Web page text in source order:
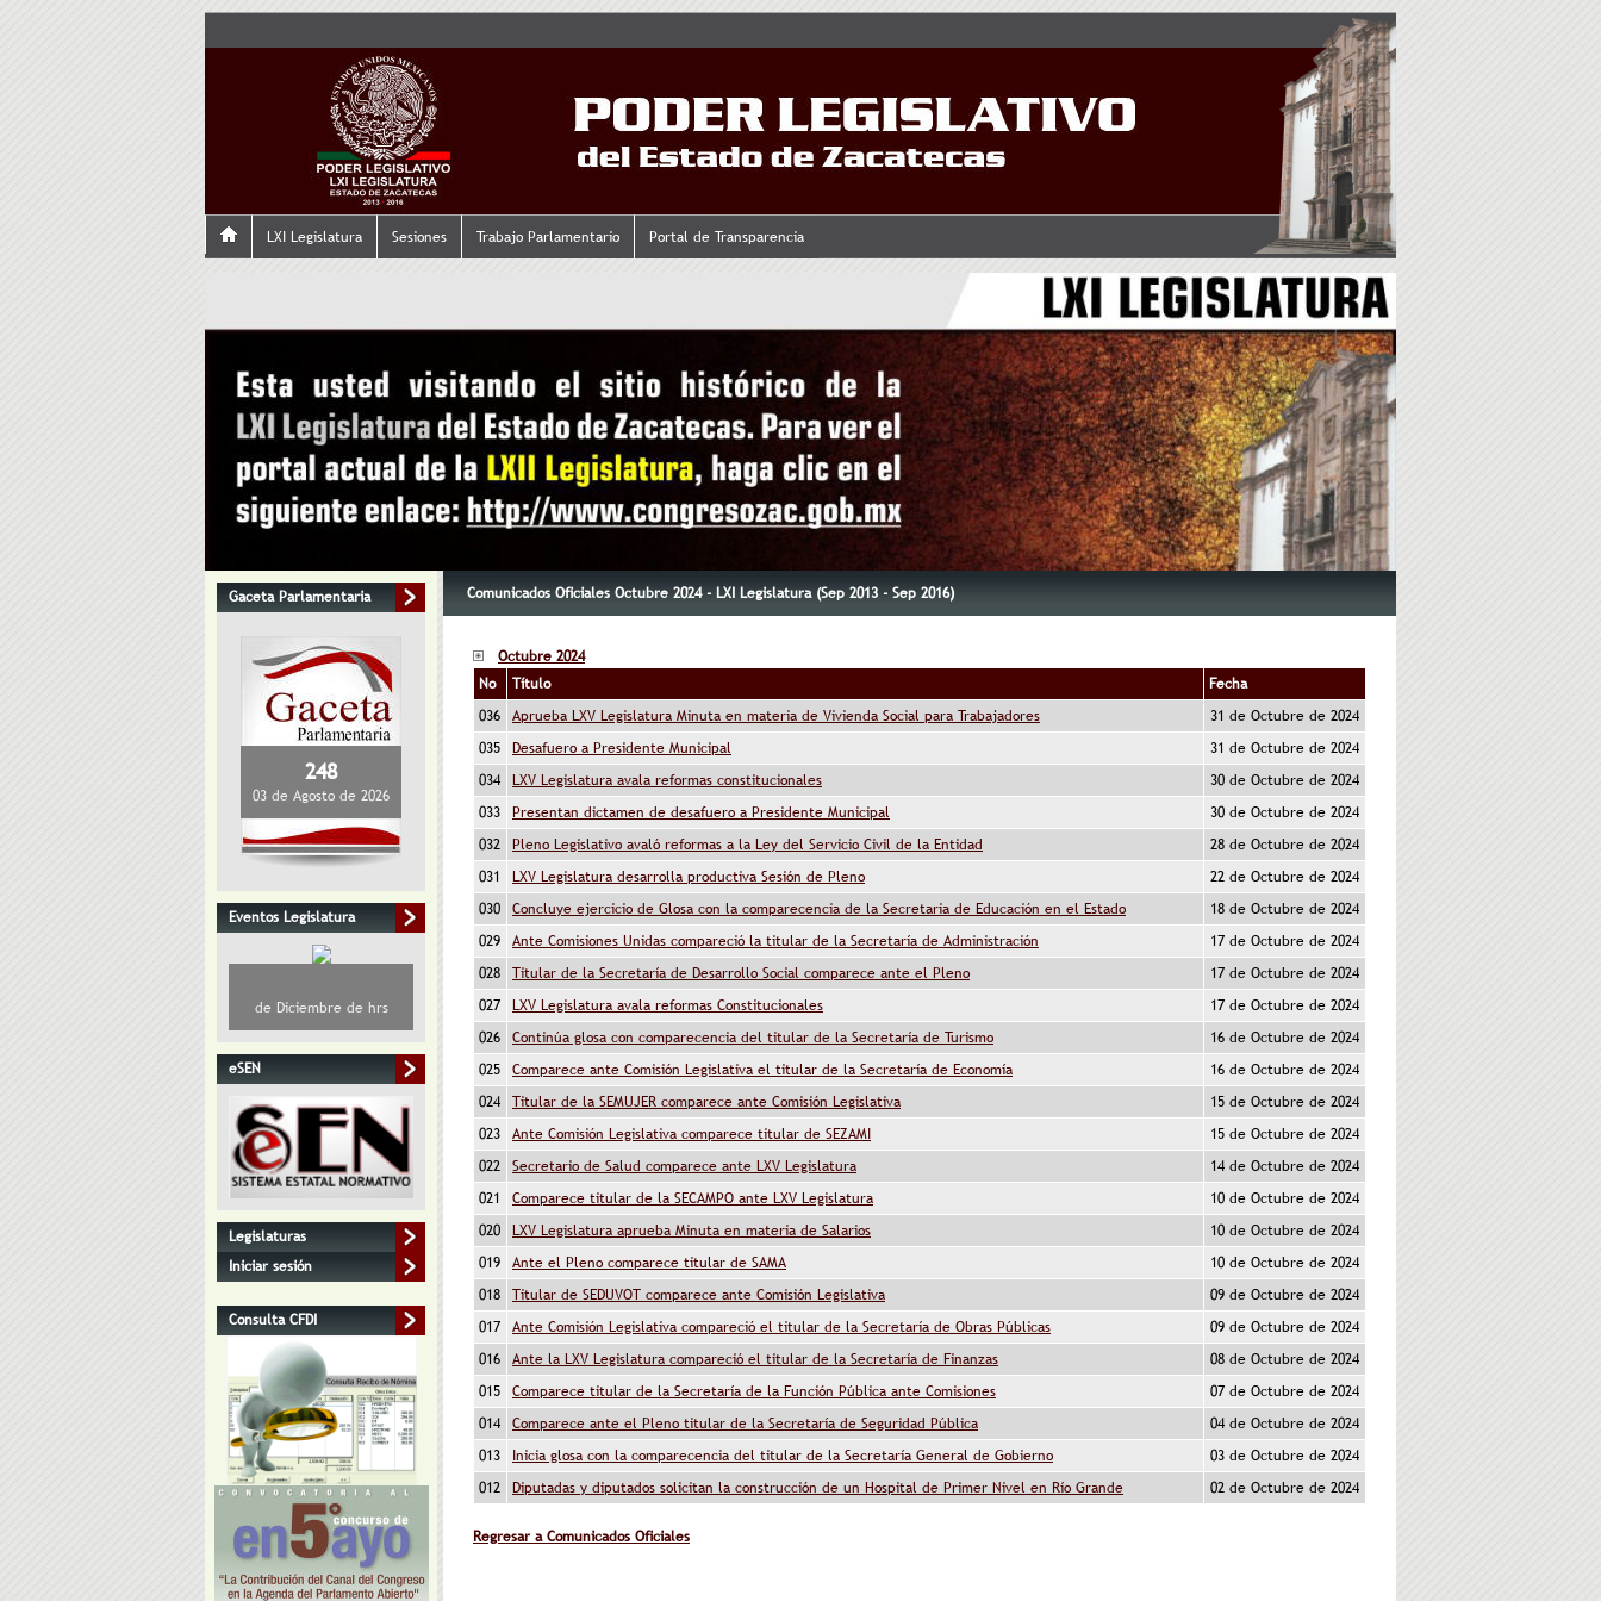
LXI Legislatura Sesiones Trabajo Parlamentario Portal de Transparencia
Gaceta Parlamentaria
248
03 de Agosto de 2026
Eventos Legislatura
de Diciembre de hrs
eSEN
Legislaturas
Iniciar sesión
Consulta CFDI
Comunicados Oficiales Octubre 2024 - LXI Legislatura (Sep 2013 - Sep 2016)
Octubre 2024
No
Título
Fecha
036 Aprueba LXV Legislatura Minuta en materia de Vivienda Social para Trabajadores
31 de Octubre de 2024
035 Desafuero a Presidente Municipal
31 de Octubre de 2024
034 LXV Legislatura avala reformas constitucionales
30 de Octubre de 2024
033 Presentan dictamen de desafuero a Presidente Municipal
30 de Octubre de 2024
032 Pleno Legislativo avaló reformas a la Ley del Servicio Civil de la Entidad
28 de Octubre de 2024
031
LXV Legislatura desarrolla productiva Sesión de Pleno
22 de Octubre de 2024
030 Concluye ejercicio de Glosa con la comparecencia de la Secretaria de Educación en el Estado
18 de Octubre de 2024
029 Ante Comisiones Unidas compareció la titular de la Secretaría de Administración
17 de Octubre de 2024
028 Titular de la Secretaría de Desarrollo Social comparece ante el Pleno
17 de Octubre de 2024
027 LXV Legislatura avala reformas Constitucionales
17 de Octubre de 2024
026 Continúa glosa con comparecencia del titular de la Secretaría de Turismo
16 de Octubre de 2024
025 Comparece ante Comisión Legislativa el titular de la Secretaría de Economía
16 de Octubre de 2024
024 Titular de la SEMUJER comparece ante Comisión Legislativa
15 de Octubre de 2024
023 Ante Comisión Legislativa comparece titular de SEZAMI
15 de Octubre de 2024
022 Secretario de Salud comparece ante LXV Legislatura
14 de Octubre de 2024
021
Comparece titular de la SECAMPO ante LXV Legislatura
10 de Octubre de 2024
020 LXV Legislatura aprueba Minuta en materia de Salarios
10 de Octubre de 2024
019 Ante el Pleno comparece titular de SAMA
10 de Octubre de 2024
018 Titular de SEDUVOT comparece ante Comisión Legislativa
09 de Octubre de 2024
017 Ante Comisión Legislativa compareció el titular de la Secretaría de Obras Públicas
09 de Octubre de 2024
016 Ante la LXV Legislatura compareció el titular de la Secretaría de Finanzas
08 de Octubre de 2024
015 Comparece titular de la Secretaría de la Función Pública ante Comisiones
07 de Octubre de 2024
014 Comparece ante el Pleno titular de la Secretaría de Seguridad Pública
04 de Octubre de 2024
013
Inicia glosa con la comparecencia del titular de la Secretaría General de Gobierno
03 de Octubre de 2024
012 Diputadas y diputados solicitan la construcción de un Hospital de Primer Nivel en Río Grande 02 de Octubre de 2024
Regresar a Comunicados Oficiales